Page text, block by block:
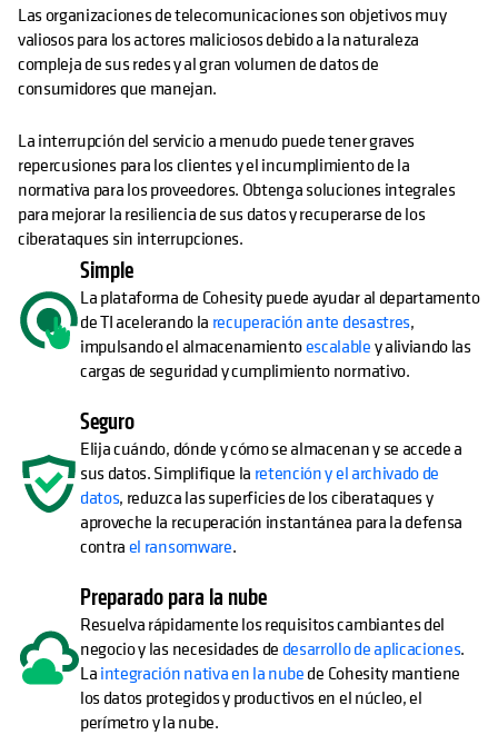
Las organizaciones de telecomunicaciones son objetivos muy
valiosos para los actores maliciosos debido a la naturaleza
compleja de sus redes y al gran volumen de datos de
consumidores que manejan.
La interrupción del servicio a menudo puede tener graves
repercusiones para los clientes y el incumplimiento de la
normativa para los proveedores. Obtenga soluciones integrales
para mejorar la resiliencia de sus datos y recuperarse de los
ciberataques sin interrupciones.
Simple
La plataforma de Cohesity puede ayudar al departamento
de TI acelerando la recuperación ante desastres,
impulsando el almacenamientoescalabley aliviando las
cargas de seguridad y cumplimiento normativo.
Seguro
Elija cuándo, dónde y cómo se almacenan y se accede a
sus datos. Simplifique la retención y el archivado de
datos, reduzca las superficies de los ciberataques y
aproveche la recuperación instantánea para la defensa
contrael ransomware.
Preparado para la nube
Resuelva rápidamente los requisitos cambiantes del
negocio y las necesidades de desarrollo de aplicaciones.
Laintegración nativa en la nubede Cohesity mantiene
los datos protegidos y productivos en el núcleo, el
perímetro y la nube.